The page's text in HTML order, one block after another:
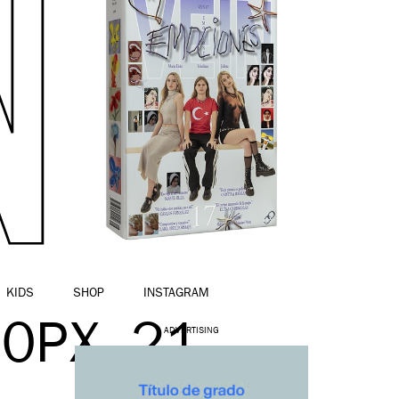
KIDS SHOP INSTAGRAM
ADVERTISING